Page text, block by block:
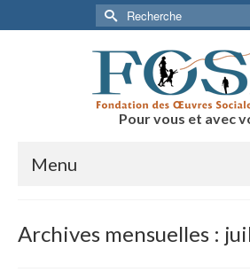
Rechercher :
Pour vous et avec
Menu
Archives mensuelles :